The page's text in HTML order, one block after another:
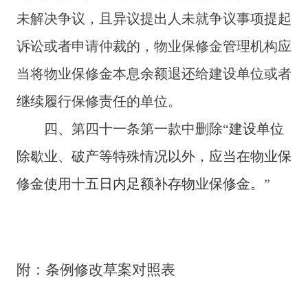
未解决争议，且异议提出人未就争议事项提起
诉讼或者申请仲裁的，物业保修金管理机构应
当将物业保修金本息余额退还给建设单位或者
继续履行保修责任的单位。
四、 第四十一条第一款中删除“建设单位
除歇业、破产等特殊情况以外，应当在物业保
修金使用十五日内足额补存物业保修金。 ”
附：条例修改草案对照表